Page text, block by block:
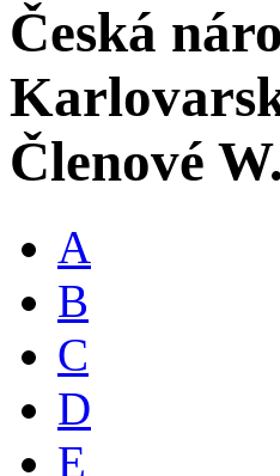
Česká
Členové
A
B
C
D
E